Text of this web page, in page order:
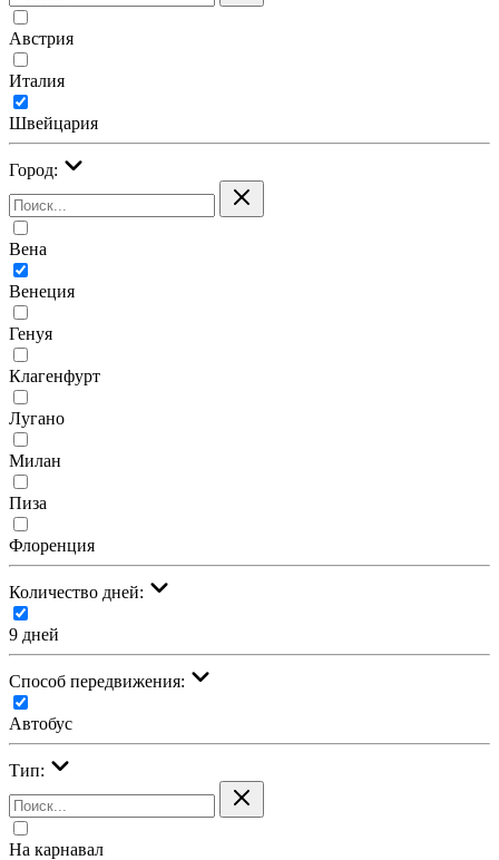
Австрия
Италия
Швейцария
Город:
Вена
Венеция
Генуя
Клагенфурт
Лугано
Милан
Пиза
Флоренция
Количество дней:
9 дней
Cпособ передвижения:
Автобус
Тип:
На карнавал